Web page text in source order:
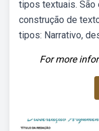
tipos textuais.
construção de
tipos: Narrativo,
For more